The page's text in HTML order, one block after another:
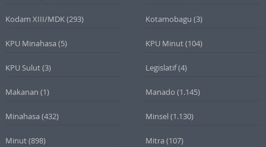
Kodam XIII/MDK(293) Kotamobagu (3)
KPU Minahasa (5) KPU Minut(104)
KPU Sulut(3) Legislatif(4)
Makanan (1) Manado (1.145)
Minahasa (432) Minsel (1.130)
Minut(898) Mitra (107)